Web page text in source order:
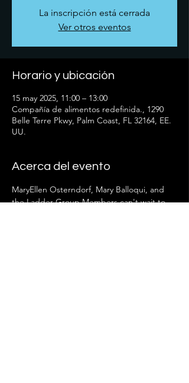
La inscripción está cerrada
Ver otros eventos
Horario y ubicación
15 may 2025, 11:00 – 13:00
Compañía de alimentos redefinida., 1290
Belle Terre Pkwy, Palm Coast, FL 32164, EE.
UU.
Acerca del evento
MaryEllen Osterndorf, Mary Balloqui, and
the Ladder Group Members can't wait to